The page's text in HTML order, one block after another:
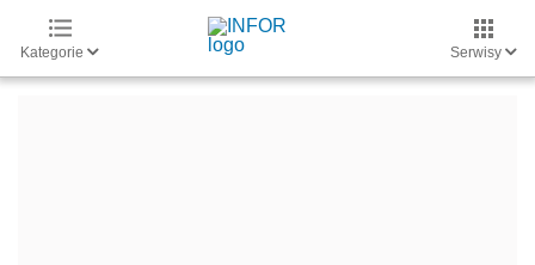
Kategorie Serwisy